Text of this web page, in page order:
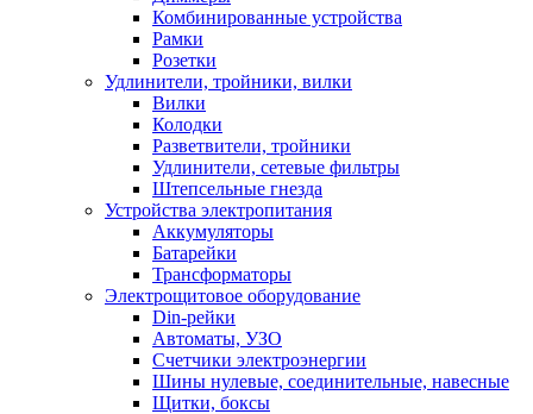
Комбинированные устройства
Рамки
Розетки
Удлинители, тройники, вилки
Вилки
Колодки
Разветвители, тройники
Удлинители, сетевые фильтры
Штепсельные гнезда
Устройства электропитания
Аккумуляторы
Батарейки
Трансформаторы
Электрощитовое оборудование
Din-рейки
Автоматы, УЗО
Счетчики электроэнергии
Шины нулевые, соединительные, навесные
Щитки, боксы